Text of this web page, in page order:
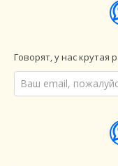
Говорят, у нас крутая